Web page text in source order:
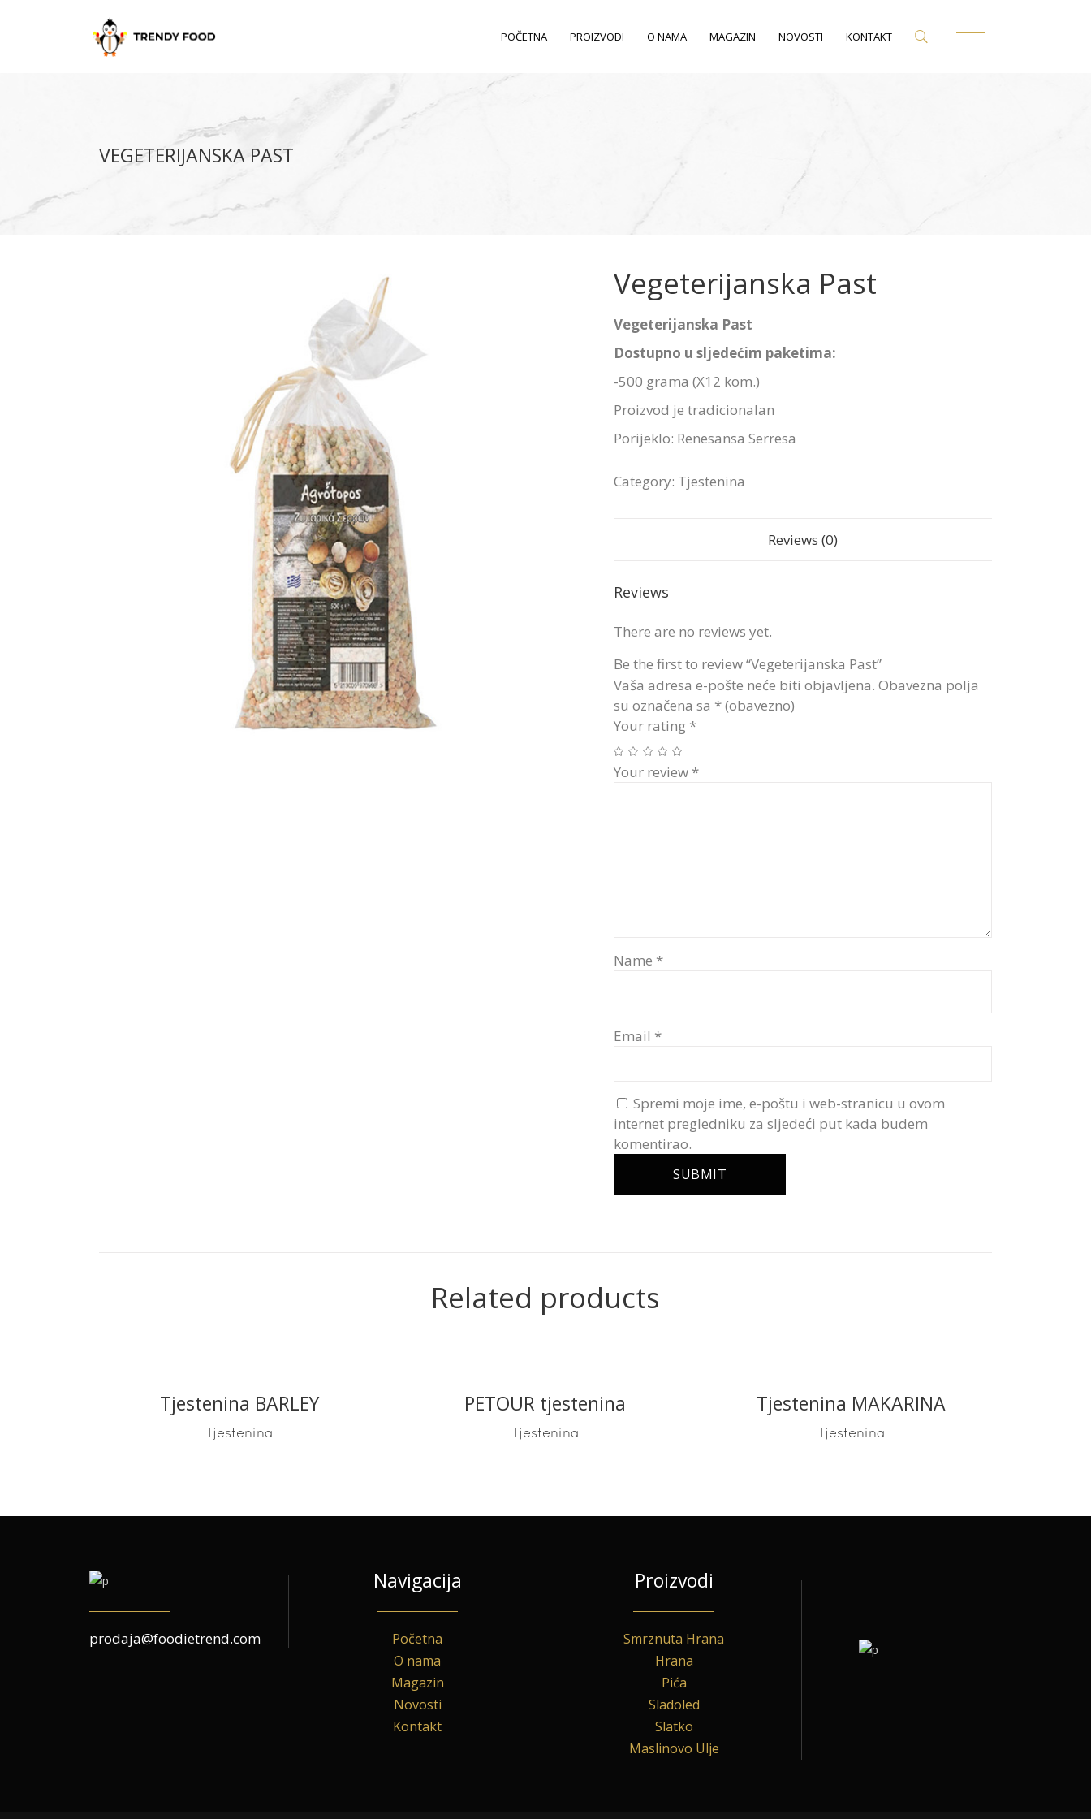
POČETNA PROIZVODI O NAMA MAGAZIN NOVOSTI KONTAKT
VEGETERIJANSKA PAST
Vegeterijanska Past
Vegeterijanska Past
Dostupno u sljedećim paketima:
-500 grama (X12 kom.)
Proizvod je tradicionalan
Porijeklo: Renesansa Serresa
Category: Tjestenina
Reviews (0)
Reviews
There are no reviews yet.
Be the first to review “Vegeterijanska Past”
Vaša adresa e-pošte neće biti objavljena. Obavezna polja
su označena sa * (obavezno)
Your rating *
Your review *
Name *
Email *
Spremi moje ime, e-poštu i web-stranicu u ovom
internet pregledniku za sljedeći put kada budem
komentirao.
Related products
READ MORE
Tjestenina BARLEY
Tjestenina
READ MORE
PETOUR tjestenina
Tjestenina
READ MORE
Tjestenina MAKARINA
Tjestenina
prodaja@foodietrend.com
Navigacija
Početna
O nama
Magazin
Novosti
Kontakt
Proizvodi
Smrznuta Hrana
Hrana
Pića
Sladoled
Slatko
Maslinovo Ulje